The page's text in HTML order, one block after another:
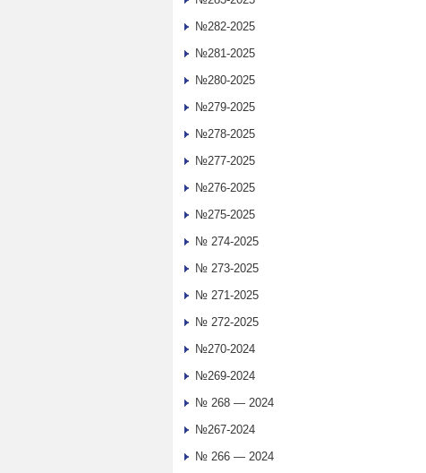
№282-2025
№281-2025
№280-2025
№279-2025
№278-2025
№277-2025
№276-2025
№275-2025
№ 274-2025
№ 273-2025
№ 271-2025
№ 272-2025
№270-2024
№269-2024
№ 268 — 2024
№267-2024
№ 266 — 2024